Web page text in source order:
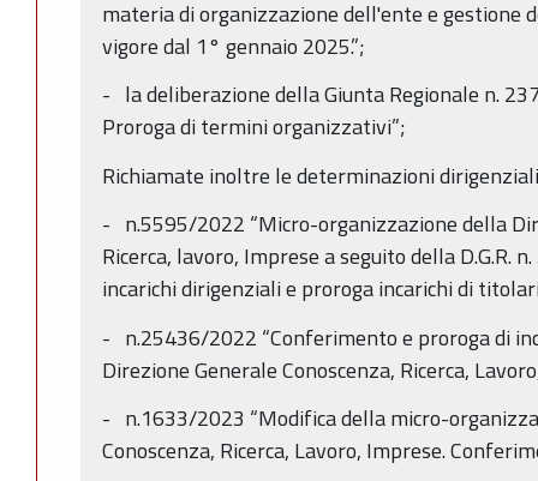
materia di organizzazione dell'ente e gestione
vigore dal 1° gennaio 2025.”;
- la deliberazione della Giunta Regionale n.
Proroga di termini organizzativi”;
Richiamate inoltre le determinazioni
- n.5595/2022 “Micro-organizzazione della
Ricerca, lavoro, Imprese a seguito della D.G.R.
incarichi dirigenziali e proroga incarichi di
- n.25436/2022 “Conferimento e proroga di
Direzione Generale Conoscenza, Ricerca,
- n.1633/2023 “Modifica della micro-
Conoscenza, Ricerca, Lavoro, Imprese.